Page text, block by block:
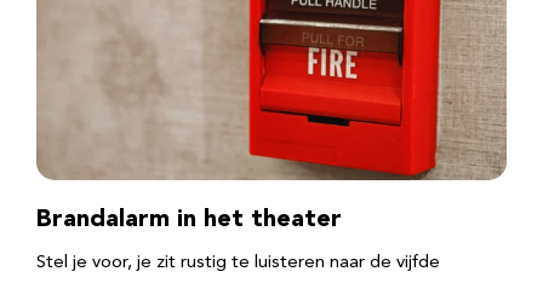
Brandalarm in het theater
Stel je voor, je zit rustig te luisteren naar de vijfde